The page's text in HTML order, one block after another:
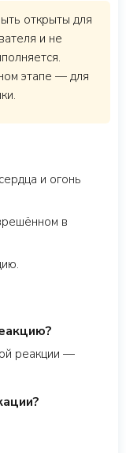
открыты для
и не
этапе — для
и огонь
в
реакции —